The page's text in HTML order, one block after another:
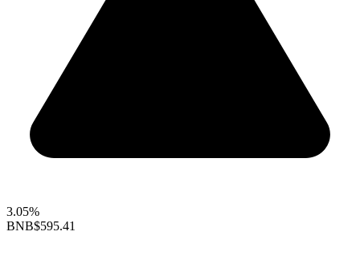
3.05%
BNB$595.41